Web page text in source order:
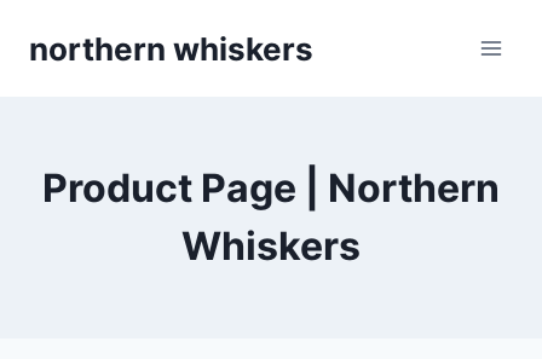
northern whiskers
Product Page | Northern
Whiskers